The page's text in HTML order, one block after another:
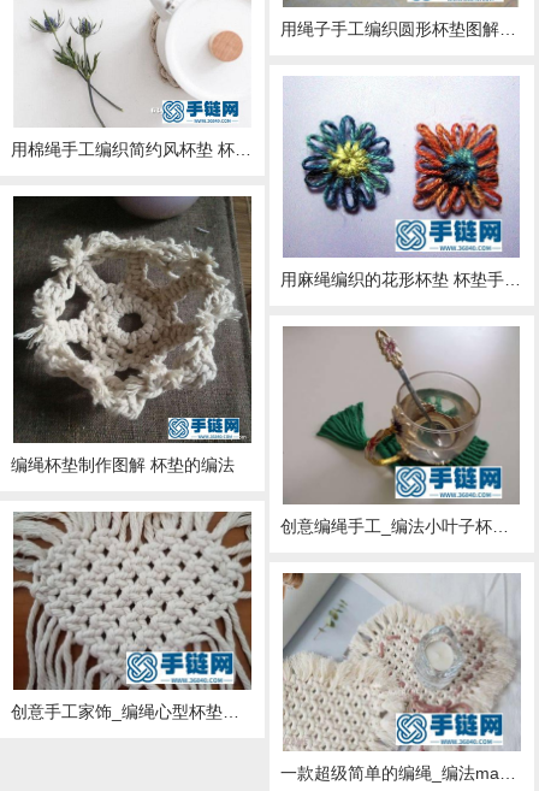
用绳子手工编织圆形杯垫图解教程
用棉绳手工编织简约风杯垫 杯垫编绳diy教程
用麻绳编织的花形杯垫 杯垫手工编织
编绳杯垫制作图解 杯垫的编法
创意编绳手工_编法小叶子杯垫技术图解
创意手工家饰_编绳心型杯垫的编制图解